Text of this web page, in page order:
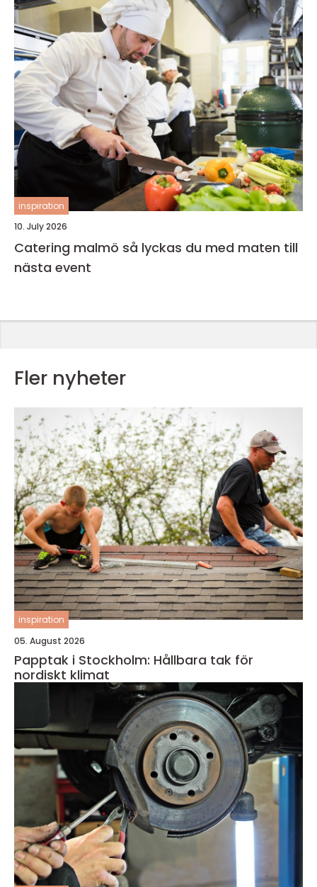
inspiration
10. July 2026
Catering malmö så lyckas du med maten till
nästa event
Fler nyheter
inspiration
05. August 2026
Papptak i Stockholm: Hållbara tak för
nordiskt klimat